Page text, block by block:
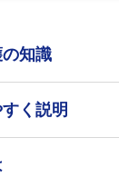
く説明
険の基本
知識
く説明